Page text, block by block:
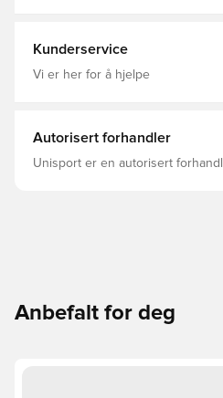
Kunderservice
Vi er her for å hjelpe
Autorisert forhandler
Unisport er en autorisert
Anbefalt for deg